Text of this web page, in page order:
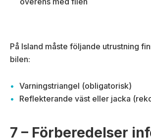
På Island måste följande utrustning
bilen:
Varningstriangel (obligatorisk)
Reflekterande väst eller jacka
7 – Förberedelser